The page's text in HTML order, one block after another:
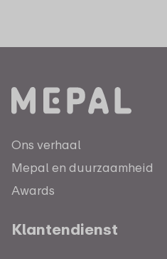
Ons verhaal
Mepal en duurzaamheid
Awards
Klantendienst